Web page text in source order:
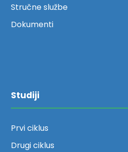
Stručne službe
Dokumenti
Studiji
Prvi ciklus
Drugi ciklus